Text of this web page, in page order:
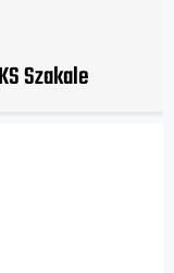
Szakale